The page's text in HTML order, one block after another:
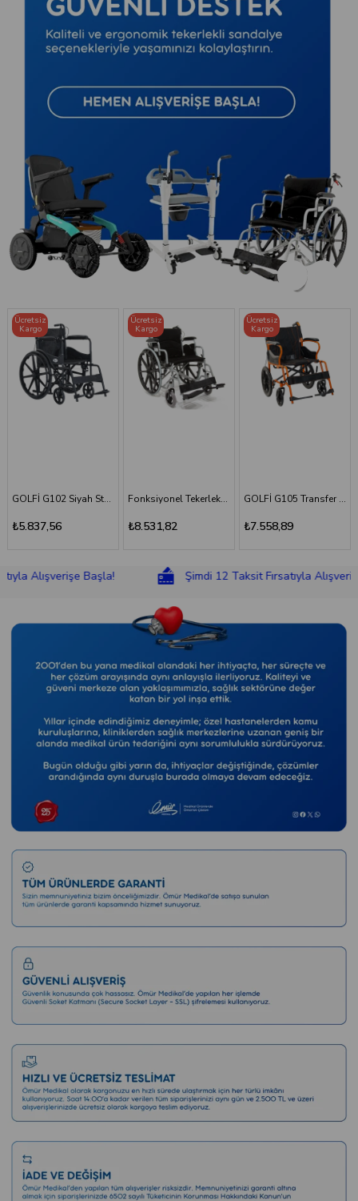
GOLFİ G102 Siyah Standart Tekerlekli Sandalye
₺5.837,56
Ücretsiz
Kargo
Fonksiyonel Tekerlekli Sandalye
₺8.531,82
Ücretsiz
Kargo
GOLFİ G105 Transfer Sandalyesi
₺7.558,89
Ücretsiz
Kargo
Başla! Şimdi 12 Taksit Fırsatıyla Alışverişe Başla!